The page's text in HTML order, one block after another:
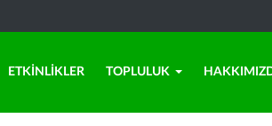
ETKINLIKLER TOPLULUK